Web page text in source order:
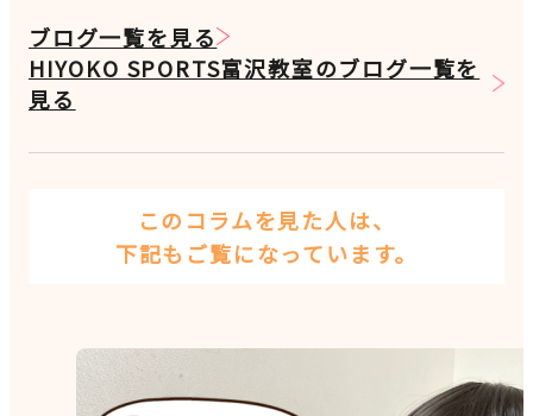
ブログ一覧を見る
HIYOKO SPORTS富沢教室のブログ一覧を
見る
このコラムを見た人は、
下記もご覧になっています。